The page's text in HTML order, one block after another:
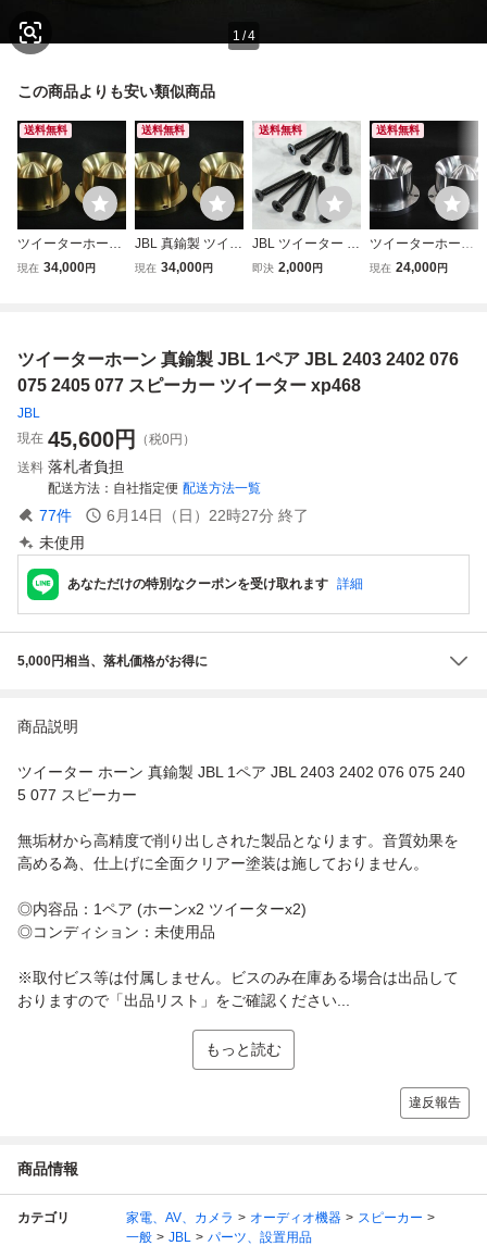
1 /4
この商品よりも安い類似商品
送料無料
ツイーターホーン
真鍮製 JBL 1ペア
現在 34,000円
送料無料
JBL 真鍮製 ツイー
ターホーン 1ペア
現在 34,000円
送料無料
JBL ツイーター ホ
ーン用 取付 ビス
ジ ボルト インチ
U1438
即決 2,000円
送料無料
ツイーターホーン
アルミ合金製 JBL
現在 24,000円
ツイーターホーン 真鍮製 JBL 1ペア JBL 2403 2402 076
075 2405 077 スピーカー ツイーター xp468
JBL
現在 45,600円
（税0円）
送料 落札者負担
配送方法 自社指定便 配送方法一覧
77件 6月14日（日）22時27分 終了
未使用
あなただけの特別なクーポンを受け取れます 詳細
5,000円相当、落札価格がお得に
商品説明
ツイーター ホーン 真鍮製 JBL 1ペア JBL 2403 2402 076 075 240
5 077 スピーカー
無垢材から高精度で削り出しされた製品となります。音質効果を
高める為、仕上げに全面クリアー塗装は施しておりません。
◎内容品：1ペア (ホーンx2 ツイーターx2)
◎コンディション：未使用品
※取付ビス等は付属しません。ビスのみ在庫ある場合は出品して
おりますので「出品リスト」をご確認ください...
もっと読む
違反報告
商品情報
カテゴリ 家電、AV、カメラ オーディオ機器
スピーカー
一般
JBL パーツ、設置用品